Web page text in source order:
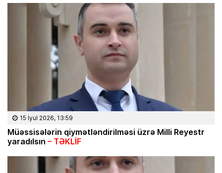
15 İyul 2026, 13:59
Müəssisələrin qiymətləndirilməsi üzrə Milli Reyestr
yaradılsın – TƏKLİF